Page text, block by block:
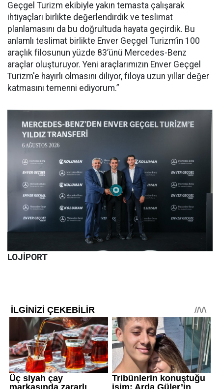
Geçgel Turizm ekibiyle yakın temasta çalışarak
ihtiyaçları birlikte değerlendirdik ve teslimat
planlamasını da bu doğrultuda hayata geçirdik. Bu
anlamlı teslimat birlikte Enver Geçgel Turizm’in 100
araçlık filosunun yüzde 83’ünü Mercedes-Benz
araçlar oluşturuyor. Yeni araçlarımızın Enver Geçgel
Turizm'e hayırlı olmasını diliyor, filoya uzun yıllar değer
katmasını temenni ediyorum.”
LOJİPORT